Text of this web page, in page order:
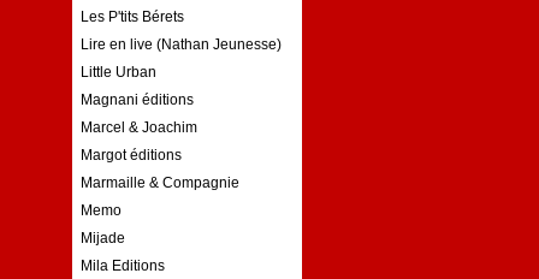
Les P'tits Bérets
Lire en live (Nathan Jeunesse)
Little Urban
Magnani éditions
Marcel & Joachim
Margot éditions
Marmaille & Compagnie
Memo
Mijade
Mila Editions